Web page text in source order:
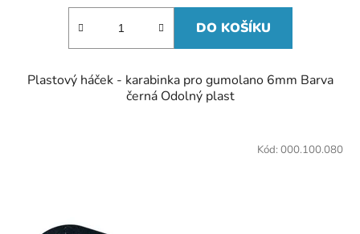
DO KOŠÍKU
Plastový háček - karabinka pro gumolano 6mm Barva
černá Odolný plast
Kód: 000.100.080